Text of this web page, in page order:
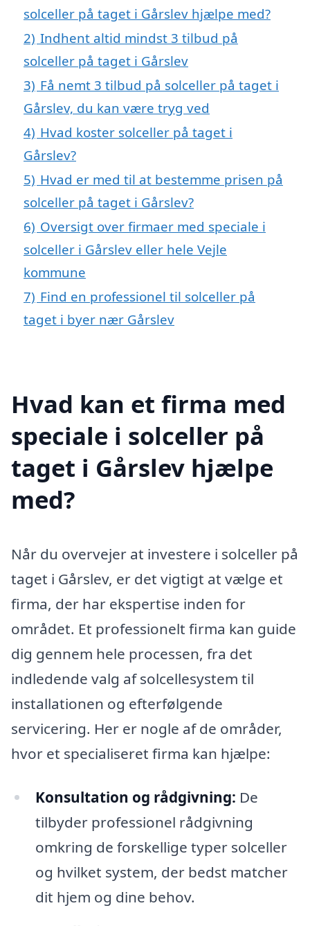
solceller på taget i Gårslev hjælpe med?
2) Indhent altid mindst 3 tilbud på
solceller på taget i Gårslev
3) Få nemt 3 tilbud på solceller på taget i
Gårslev, du kan være tryg ved
4) Hvad koster solceller på taget i
Gårslev?
5) Hvad er med til at bestemme prisen på
solceller på taget i Gårslev?
6) Oversigt over firmaer med speciale i
solceller i Gårslev eller hele Vejle
kommune
7) Find en professionel til solceller på
taget i byer nær Gårslev
Hvad kan et firma med
speciale i solceller på
taget i Gårslev hjælpe
med?
Når du overvejer at investere i solceller på
taget i Gårslev, er det vigtigt at vælge et
firma, der har ekspertise inden for
området. Et professionelt firma kan guide
dig gennem hele processen, fra det
indledende valg af solcellesystem til
installationen og efterfølgende
servicering. Her er nogle af de områder,
hvor et specialiseret firma kan hjælpe:
Konsultation og rådgivning: De
tilbyder professionel rådgivning
omkring de forskellige typer solceller
og hvilket system, der bedst matcher
dit hjem og dine behov.